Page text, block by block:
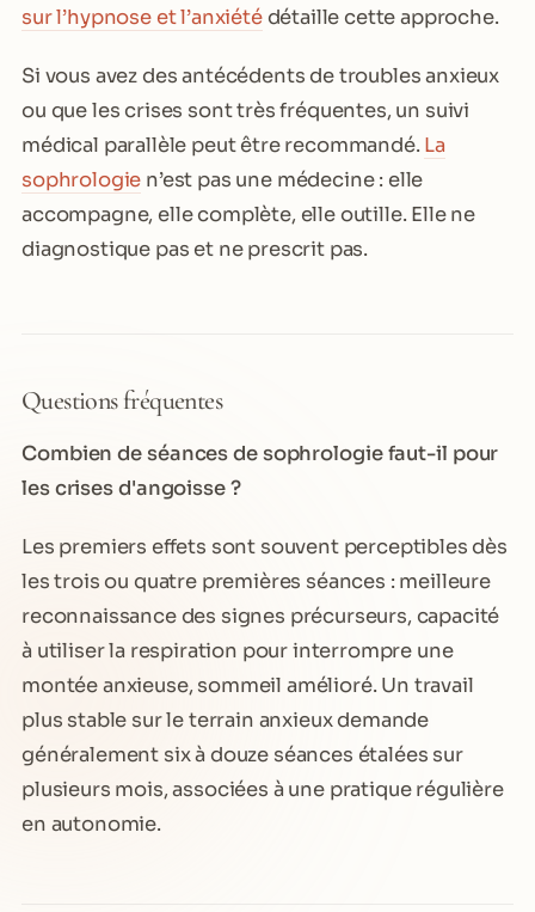
sur l’hypnose et l’anxiétédétaille cette approche.
Si vous avez des antécédents de troubles anxieux
ou que les crises sont très fréquentes, un suivi
médical parallèle peut être recommandé.La
sophrologie n’est pas une médecine : elle
accompagne, elle complète, elle outille. Elle ne
diagnostique pas et ne prescrit pas.
Questions fréquentes
Combien de séances de sophrologie faut-il pour
les crises d'angoisse ?
Les premiers effets sont souvent perceptibles dès
les trois ou quatre premières séances : meilleure
reconnaissance des signes précurseurs, capacité
à utiliser la respiration pour interrompre une
montée anxieuse, sommeil amélioré. Un travail
plus stable sur le terrain anxieux demande
généralement six à douze séances étalées sur
plusieurs mois, associées à une pratique régulière
en autonomie.